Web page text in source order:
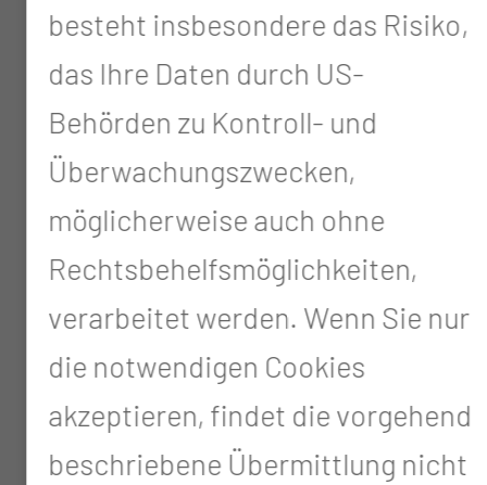
Planung, Anwendung und
Optimierung von
Untersuchungs- und
Behandlungsverfahren
Optimierung der
Strahlenanwendung
Entwicklung und Durchführung
von Qualitätssicherungs- und
Qualitätskontrollmaßnahmen
Überprüfung diagnostischer
besteht insbesondere das Risiko,
das Ihre Daten durch US-
Behörden zu Kontroll- und
Überwachungszwecken,
möglicherweise auch ohne
Rechtsbehelfsmöglichkeiten,
verarbeitet werden. Wenn Sie nur
die notwendigen Cookies
akzeptieren, findet die vorgehend
beschriebene Übermittlung nicht